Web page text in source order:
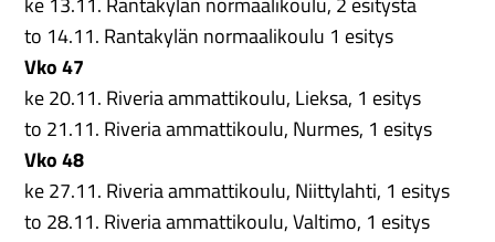
to 14.11. Rantakylän normaalikoulu 1 esitys
Vko 47
ke 20.11. Riveria ammattikoulu, Lieksa, 1 esitys
to 21.11. Riveria ammattikoulu, Nurmes, 1 esitys
Vko 48
ke 27.11. Riveria ammattikoulu, Niittylahti, 1 esitys
to 28.11. Riveria ammattikoulu, Valtimo, 1 esitys